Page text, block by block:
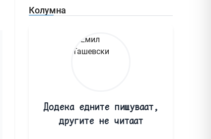
Колумна
Додека едните пишуваат,
другите не читаат